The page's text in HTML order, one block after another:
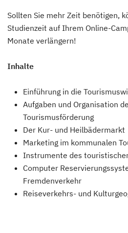
Sollten Sie mehr Zeit benötigen,
Studienzeit auf Ihrem Online-
Monate verlängern!
Inhalte
Einführung in die
Aufgaben und Organisation
Tourismusförderung
Der Kur- und Heilbädermarkt
Marketing im kommunalen
Instrumente des
Computer
Fremdenverkehr
Reiseverkehrs- und